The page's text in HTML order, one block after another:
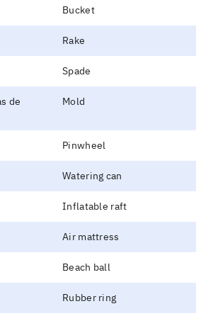
Bucket
Rake
Spade
de
Mold
Pinwheel
Watering can
Inflatable raft
Air mattress
Beach ball
Rubber ring